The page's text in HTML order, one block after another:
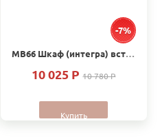
-7%
МВ66 Шкаф (интегра) вставка массив Дуб
10 025 P10 780 P
Купить